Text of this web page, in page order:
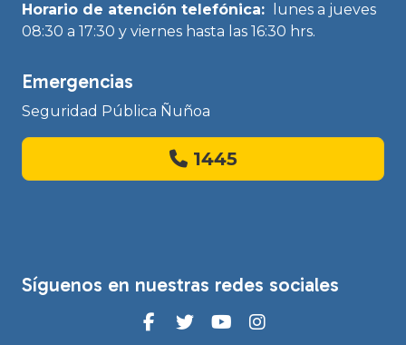
Horario de atención telefónica:
lunes a jueves
08:30 a 17:30 y viernes hasta las 16:30 hrs.
Emergencias
Seguridad Pública Ñuñoa
1445
Síguenos en nuestras redes sociales